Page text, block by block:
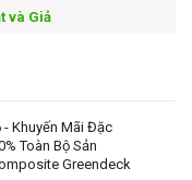
và Giả
- Khuyến Mãi Đặc
Toàn Bộ Sản
Greendeck